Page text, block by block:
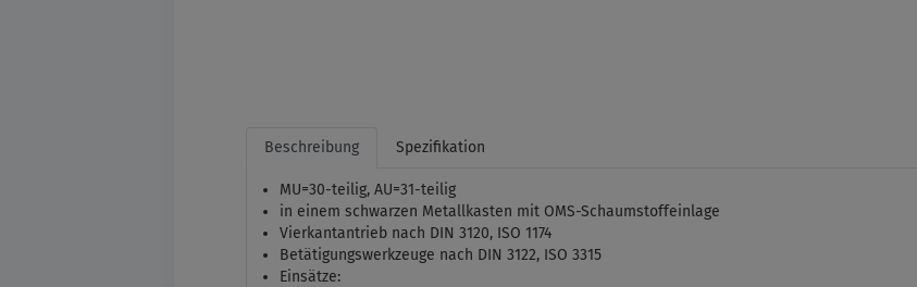
Beschreibung Spezifikation
MU=30-teilig, AU=31-teilig
in einem schwarzen Metallkasten mit OMS-Schaumstoffeinlage
Vierkantantrieb nach DIN 3120, ISO 1174
Betätigungswerkzeuge nach DIN 3122, ISO 3315
Einsätze: